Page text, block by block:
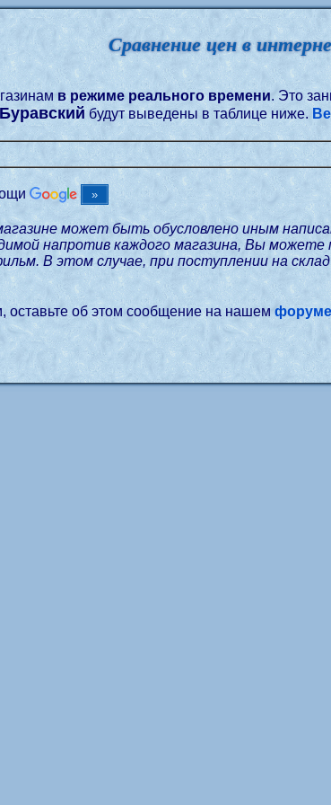
Сравнение цен в
в режиме реального времени. Это
будут выведены в таблице ниже.
может быть обусловлено иным
напротив каждого магазина, Вы
В этом случае, при поступлении на
оставьте об этом сообщение на нашемфоруме